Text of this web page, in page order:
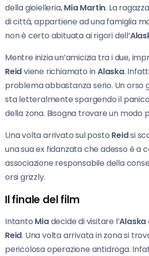
della gioielleria,Mia Martin. La
di città, appartiene ad una famiglia
non è certo abituata ai rigori dell’
Mentre inizia un’amicizia tra i due,
Reidviene richiamato inAlaska.
problema abbastanza serio. Un orso
sta letteralmente spargendo il
della zona. Bisogna trovare un modo
Una volta arrivato sul posto Reidsi
una sua ex fidanzata che adesso è a
associazione responsabile della
orsi grizzly.
Il finale del film
Intanto Miadecide di visitare l’Alaska
Reid. Una volta arrivata in zona si
pericolosa operazione antidroga.